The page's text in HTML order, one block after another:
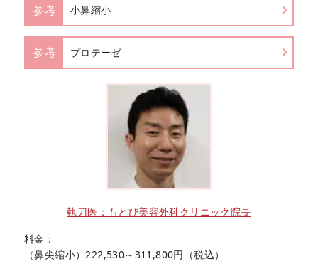
参考 小鼻縮小
参考 プロテーゼ
執刀医：もとび美容外科クリニック院長
料金：
（鼻尖縮小）222,530～311,800円（税込）